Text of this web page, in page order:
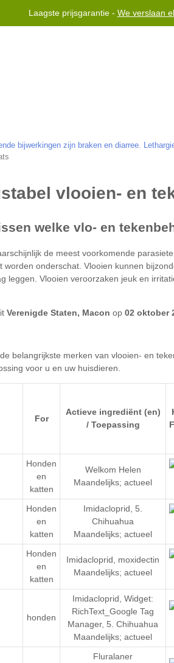
Laagste prijsgarantie - We verslaan
bijwerkingen zijn braken en diarree.
Vlooien kunnen
Verenigde Staten, Macon 02 oktober
belangrijkste merken van vlooien- en
For
Actieve ingrediënt (en)
/ Toepassing
Honden
en
katten
Welkom Helen
Maandelijks; actueel
Honden
en
katten
Imidacloprid
5.
Chihuahua
Maandelijks; actueel
Honden
en
katten
Imidacloprid
moxidectin
Maandelijks; actueel
honden
Imidacloprid Widget:
RichText_Google Tag
Manager, 5. Chihuahua
Maandelijks; actueel
Fluralaner